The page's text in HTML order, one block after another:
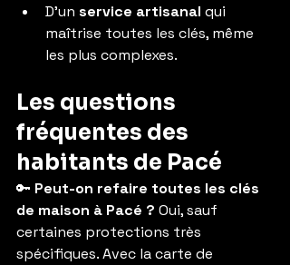
D’un service artisanal qui
maîtrise toutes les clés, même
les plus complexes.
Les questions
fréquentes des
habitants de Pacé
🔑 Peut-on refaire toutes les clés
de maison à Pacé ? Oui, sauf
certaines protections très
spécifiques. Avec la carte de